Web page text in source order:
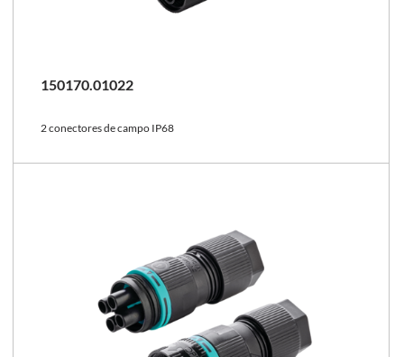
150170.01022
2 conectores de campo IP68